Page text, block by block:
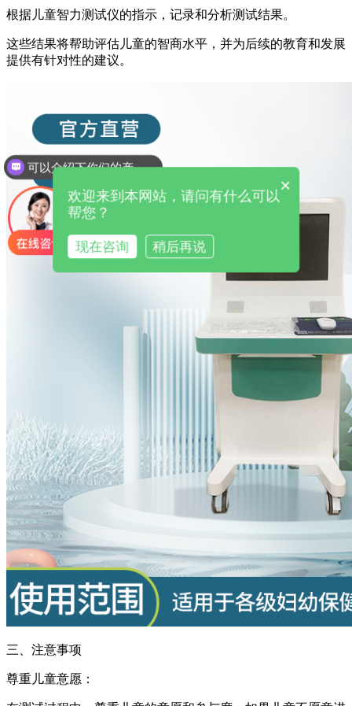
根据儿童智力测试仪的指示，记录和分析测试结果。
这些结果将帮助评估儿童的智商水平，并为后续的教育和发展
提供有针对性的建议。
三、注意事项
尊重儿童意愿：
可以介绍下你们的产品么
×
欢迎来到本网站，请问有什么可以
帮您？
现在咨询 稍后再说